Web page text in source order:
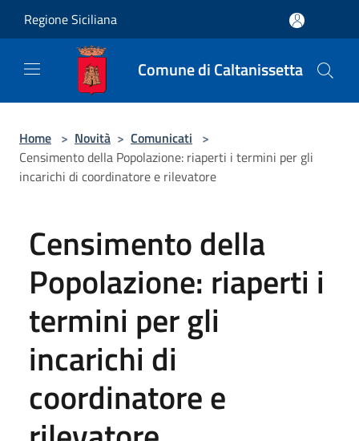
Regione Siciliana
Comune di Caltanissetta
Home > Novità > Comunicati >
Censimento della Popolazione: riaperti i termini per gli
incarichi di coordinatore e rilevatore
Censimento della
Popolazione: riaperti i
termini per gli
incarichi di
coordinatore e